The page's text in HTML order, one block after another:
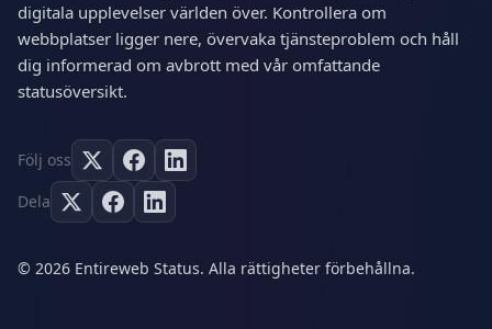
digitala upplevelser världen över. Kontrollera om
webbplatser ligger nere, övervaka tjänsteproblem och håll
dig informerad om avbrott med vår omfattande
statusöversikt.
Följ oss
Dela
© 2026 Entireweb Status. Alla rättigheter förbehållna.